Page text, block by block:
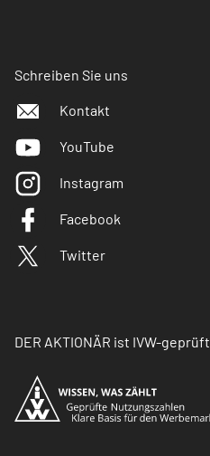
Schreiben Sie uns
Kontakt
YouTube
Instagram
Facebook
Twitter
DER AKTIONÄR ist IVW-geprüft